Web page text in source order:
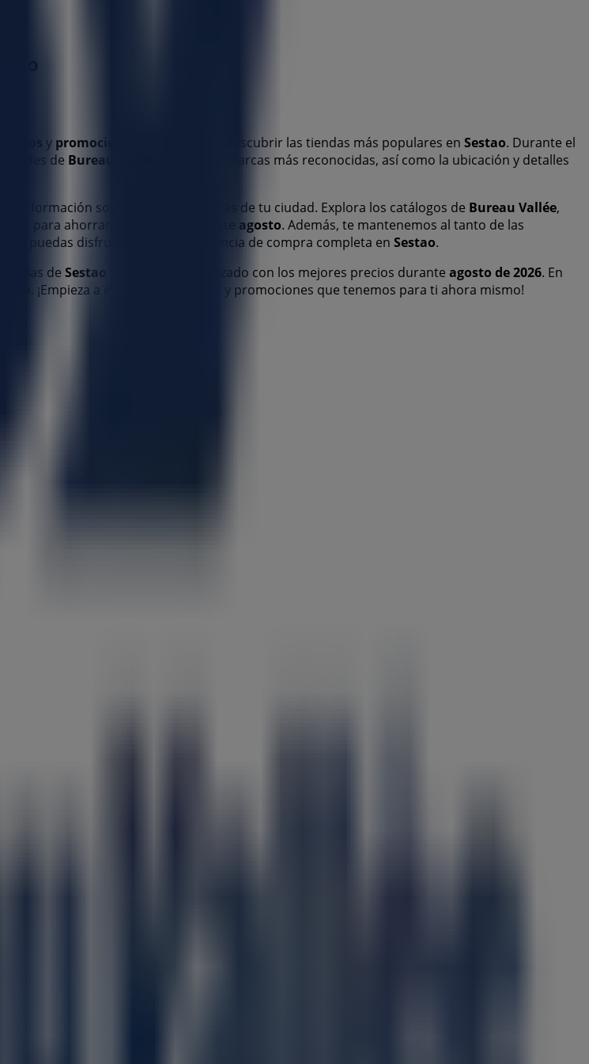
y promociones , sino también descubrir las tiendas más populares en Sestao. Durante el
de Bureau Vallée
, una de las marcas más reconocidas, así como la ubicación y detalles
a información sobre las tiendas físicas de tu ciudad. Explora los catálogos de Bureau Vallée,
para ahorrar en tus compras este agosto. Además, te mantenemos al tanto de las
puedas disfrutar de una experiencia de compra completa en Sestao.
de Sestao y mantente actualizado con los mejores precios durante agosto de 2026. En
. ¡Empieza a explorar las tiendas y promociones que tenemos para ti ahora mismo!